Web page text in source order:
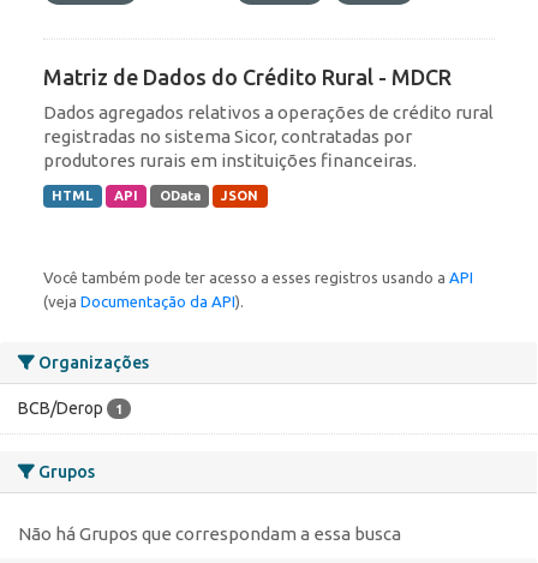
Organizações
BCB/Derop 1
Grupos
Não há Grupos que correspondam a essa busca
Matriz de Dados do Crédito Rural - MDCR
Dados agregados relativos a operações de crédito rural
registradas no sistema Sicor, contratadas por
produtores rurais em instituições financeiras.
HTML API OData JSON
Você também pode ter acesso a esses registros usando a API
(veja Documentação da API).